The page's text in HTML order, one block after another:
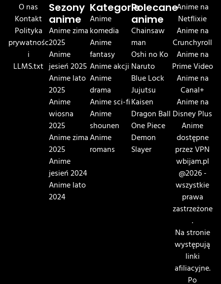
O nas
Kontakt
Polityka
prywatnośc
i
LLMS.txt
Sezony
anime
Anime zima
2025
Anime
jesień 2025
Anime lato
2025
Anime
wiosna
2025
Anime zima
2025
Anime
jesień 2024
Anime lato
2024
Kategorie
Anime
komedia
Anime
fantasy
Anime akcji
Anime
drama
Anime sci-fi
Anime
shounen
Anime
romans
Polecane
anime
Chainsaw
man
Oshi no Ko
Naruto
Blue Lock
Jujutsu
Kaisen
Dragon Ball
One Piece
Demon
Slayer
Anime na
Netflixie
Anime na
Crunchyroll
Anime na
Prime Video
Anime na
Canal+
Anime na
Disney Plus
Anime
dostępne
przez VPN
wbijam.pl
@2026 -
wszystkie
prawa
zastrzeżone
.
Na stronie
występują
linki
afiliacyjne.